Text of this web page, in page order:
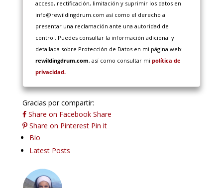
acceso, rectificación, limitación y suprimir los datos en
info@rewildingdrum.com así como el derecho a
presentar una reclamación ante una autoridad de
control. Puedes consultar la información adicional y
detallada sobre Protección de Datos en mi página web:
rewildingdrum.com, así como consultar mi política de
privacidad.
Gracias por compartir:
Share on Facebook Share
Share on Pinterest Pin it
The
following
tabs
change
Bio
Latest Posts